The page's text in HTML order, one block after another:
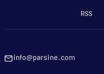
RSS
info@parsine.com